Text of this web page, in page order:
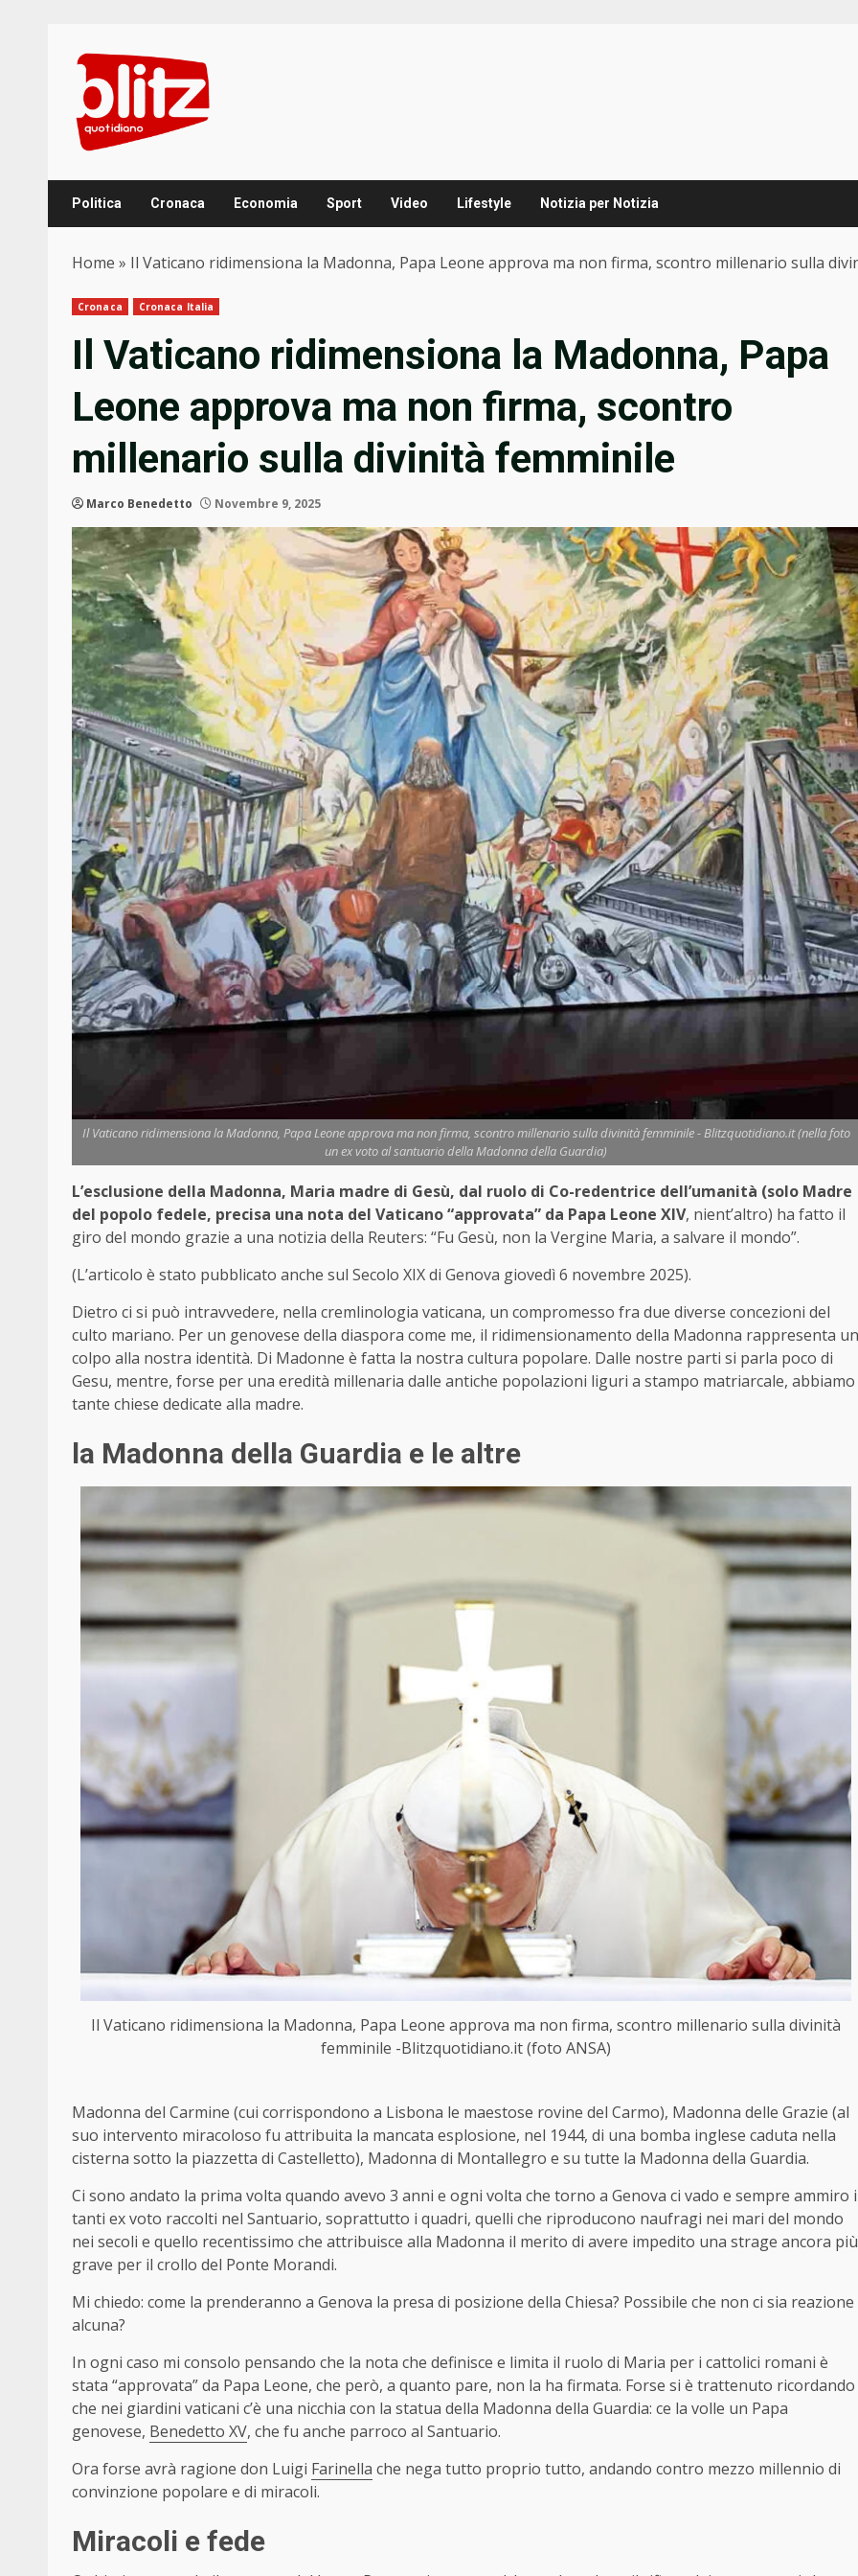
content
Politica Cronaca Economia Sport Video Lifestyle Notizia per Notizia
Home » Il Vaticano ridimensiona la Madonna, Papa Leone approva ma non firma, scontro millenario sulla
Cronaca Cronaca Italia
Il Vaticano ridimensiona la Madonna, Papa
Leone approva ma non firma, scontro
millenario sulla divinità femminile
Marco Benedetto Novembre 9, 2025
Il Vaticano ridimensiona la Madonna, Papa Leone approva ma non firma, scontro millenario sulla divinità femminile - Blitzquotidiano.it (nella foto
un ex voto al santuario della Madonna della Guardia)
L’esclusione della Madonna, Maria madre di Gesù, dal ruolo di Co-redentrice dell’umanità (solo Madre
del popolo fedele, precisa una nota del Vaticano “approvata” da Papa Leone XIV, nient’altro) ha fatto il
giro del mondo grazie a una notizia della Reuters: “Fu Gesù, non la Vergine Maria, a salvare il mondo”.
(L’articolo è stato pubblicato anche sul Secolo XIX di Genova giovedì 6 novembre 2025).
Dietro ci si può intravvedere, nella cremlinologia vaticana, un compromesso fra due diverse concezioni del
culto mariano. Per un genovese della diaspora come me, il ridimensionamento della Madonna rappresenta un
colpo alla nostra identità. Di Madonne è fatta la nostra cultura popolare. Dalle nostre parti si parla poco di
Gesu, mentre, forse per una eredità millenaria dalle antiche popolazioni liguri a stampo matriarcale, abbiamo
tante chiese dedicate alla madre.
la Madonna della Guardia e le altre
Il Vaticano ridimensiona la Madonna, Papa Leone approva ma non firma, scontro millenario sulla divinità
femminile -Blitzquotidiano.it (foto ANSA)
Madonna del Carmine (cui corrispondono a Lisbona le maestose rovine del Carmo), Madonna delle Grazie (al
suo intervento miracoloso fu attribuita la mancata esplosione, nel 1944, di una bomba inglese caduta nella
cisterna sotto la piazzetta di Castelletto), Madonna di Montallegro e su tutte la Madonna della Guardia.
Ci sono andato la prima volta quando avevo 3 anni e ogni volta che torno a Genova ci vado e sempre ammiro i
tanti ex voto raccolti nel Santuario, soprattutto i quadri, quelli che riproducono naufragi nei mari del mondo
nei secoli e quello recentissimo che attribuisce alla Madonna il merito di avere impedito una strage ancora più
grave per il crollo del Ponte Morandi.
Mi chiedo: come la prenderanno a Genova la presa di posizione della Chiesa? Possibile che non ci sia reazione
alcuna?
In ogni caso mi consolo pensando che la nota che definisce e limita il ruolo di Maria per i cattolici romani è
stata “approvata” da Papa Leone, che però, a quanto pare, non la ha firmata. Forse si è trattenuto ricordando
che nei giardini vaticani c’è una nicchia con la statua della Madonna della Guardia: ce la volle un Papa
genovese, Benedetto XV, che fu anche parroco al Santuario.
Ora forse avrà ragione don Luigi Farinella che nega tutto proprio tutto, andando contro mezzo millennio di
convinzione popolare e di miracoli.
Miracoli e fede